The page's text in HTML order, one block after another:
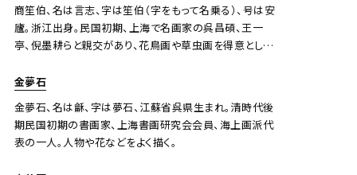
商笙伯、名は言志、字は笙伯（字をもって名乗る）、号は安
廬。浙江出身。民国初期、上海で名画家の呉昌碩、王一
亭、倪墨耕らと親交があり、花鳥画や草虫画を得意とし、
趣をよく表しています。
金夢石
金夢石、名は龢、字は夢石、江蘇省呉県生まれ。清時代後
期民国初期の書画家、上海書画研究会会員、海上画派代
表の一人。人物や花などをよく描く。